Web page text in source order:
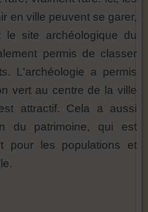
en ville peuvent se garer,
le site archéologique du
permis de classer
L'archéologie a permis
vert au centre de la ville
attractif. Cela a aussi
du patrimoine, qui est
pour les populations et